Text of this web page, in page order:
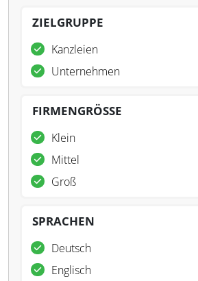
ZIELGRUPPE
Kanzleien
Unternehmen
FIRMENGRÖSSE
Klein
Mittel
Groß
SPRACHEN
Deutsch
Englisch